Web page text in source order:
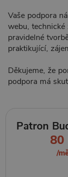
Vaše podpora
webu,
pravidelné
praktikující,
Děkujeme, že
podpora má
Patron
80
/